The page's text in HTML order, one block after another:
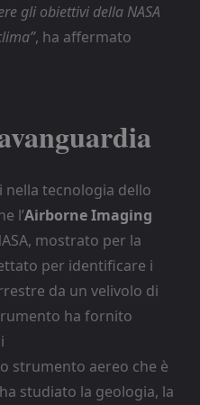
gli obiettivi della NASA
, ha affermato
nella tecnologia dello
l’Airborne Imaging
mostrato per la
per identificare i
da un velivolo di
ha fornito
strumento aereo che è
studiato la geologia, la